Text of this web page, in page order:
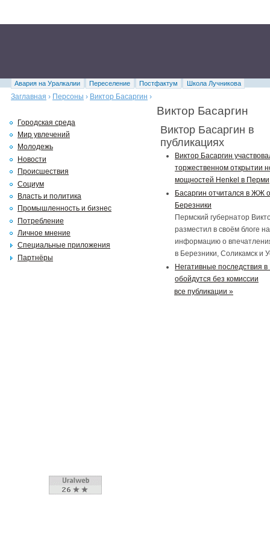
Авария на Уралкалии Переселение Постфактум
Школа Лучникова
Заглавная › Персоны › Виктор Басаргин ›
Виктор Басаргин
Виктор Басаргин в
публикациях
Виктор Басаргин
торжественном открытии
мощностей Henkel в Перми
Басаргин отчитался в ЖЖ
Березники
Пермский губернатор
разместил в своём блоге
информацию о
в Березники, Соликамск и
Негативные последствия в
обойдутся без комиссии
все публикации »
Городская среда
Мир увлечений
Молодежь
Новости
Происшествия
Социум
Власть и политика
Промышленность и бизнес
Потребление
Личное мнение
Специальные приложения
Партнёры